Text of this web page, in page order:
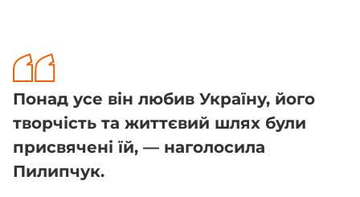
Понад усе він любив Україну, його
творчість та життєвий шлях були
присвячені їй, — наголосила
Пилипчук.